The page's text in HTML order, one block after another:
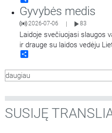
skyriaus vadovė doc. dr.
dvasinė asistentė Svetlana
minimos nuorodos:
Gyvybės medis
2026-07-06 83
Laidoje svečiuojasi slaugos
ir drauge su laidos vedėju
universiteto Medicinos
augti, siekti ir pasiekti?
daugiau
SUSIJĘ